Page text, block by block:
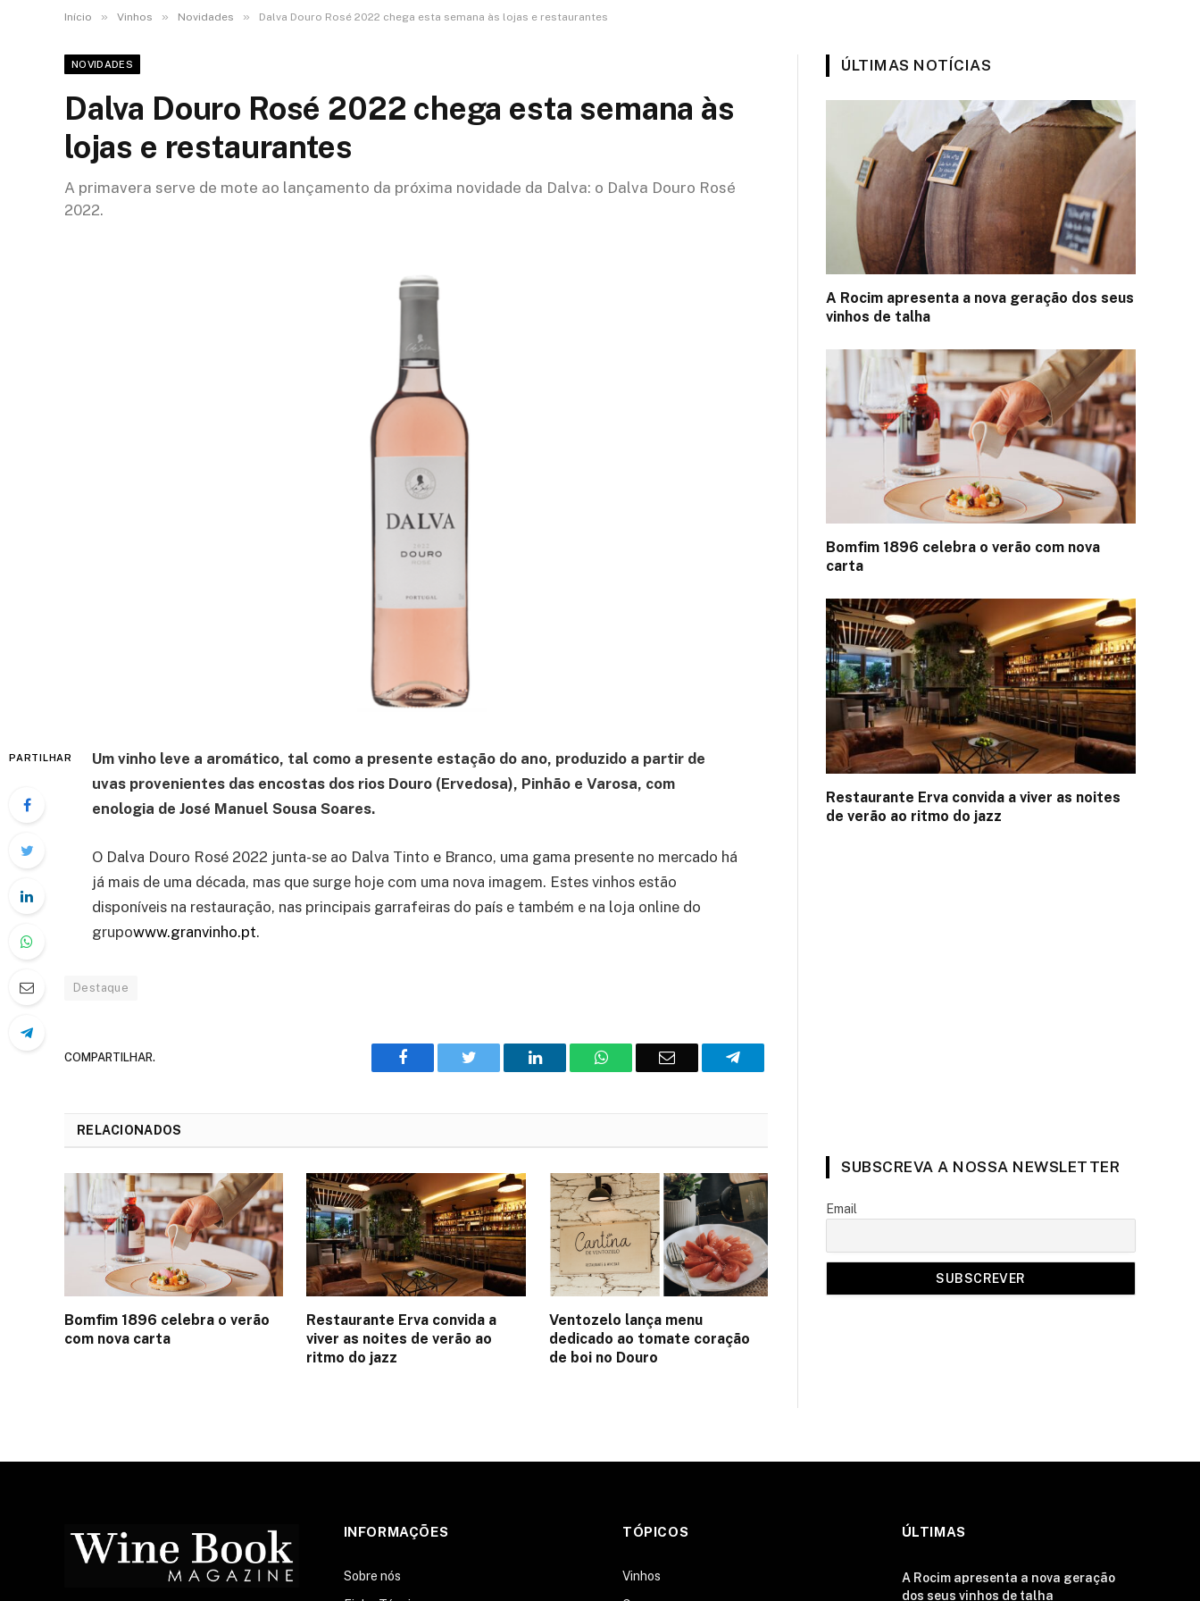
Início » Vinhos » Novidades » Dalva Douro Rosé 2022 chega esta semana às lojas e restaurantes
NOVIDADES
Dalva Douro Rosé 2022 chega esta semana às
lojas e restaurantes
A primavera serve de mote ao lançamento da próxima novidade da Dalva: o Dalva Douro Rosé
2022.
PARTILHAR
Um vinho leve a aromático, tal como a presente estação do ano, produzido a partir de
uvas provenientes das encostas dos rios Douro (Ervedosa), Pinhão e Varosa, com
enologia de José Manuel Sousa Soares.
O Dalva Douro Rosé 2022 junta-se ao Dalva Tinto e Branco, uma gama presente no mercado há
já mais de uma década, mas que surge hoje com uma nova imagem. Estes vinhos estão
disponíveis na restauração, nas principais garrafeiras do país e também e na loja online do
grupowww.granvinho.pt.
Destaque
COMPARTILHAR. Facebook Twitter
O
WhatsAppE-
Telegrama
RELACIONADOS
Bomfim 1896 celebra o verão
com nova carta
Restaurante Erva convida a
viver as noites de verão ao
ritmo do jazz
Ventozelo lança menu
dedicado ao tomate coração
de boi no Douro
ÚLTIMAS NOTÍCIAS
A Rocim apresenta a nova geração dos seus
vinhos de talha
Bomfim 1896 celebra o verão com nova
carta
Restaurante Erva convida a viver as noites
de verão ao ritmo do jazz
SUBSCREVA A NOSSA NEWSLETTER
Email
INFORMAÇÕES
Sobre nós
TÓPICOS
Vinhos
ÚLTIMAS
A Rocim apresenta a nova geração
dos seus vinhos de talha